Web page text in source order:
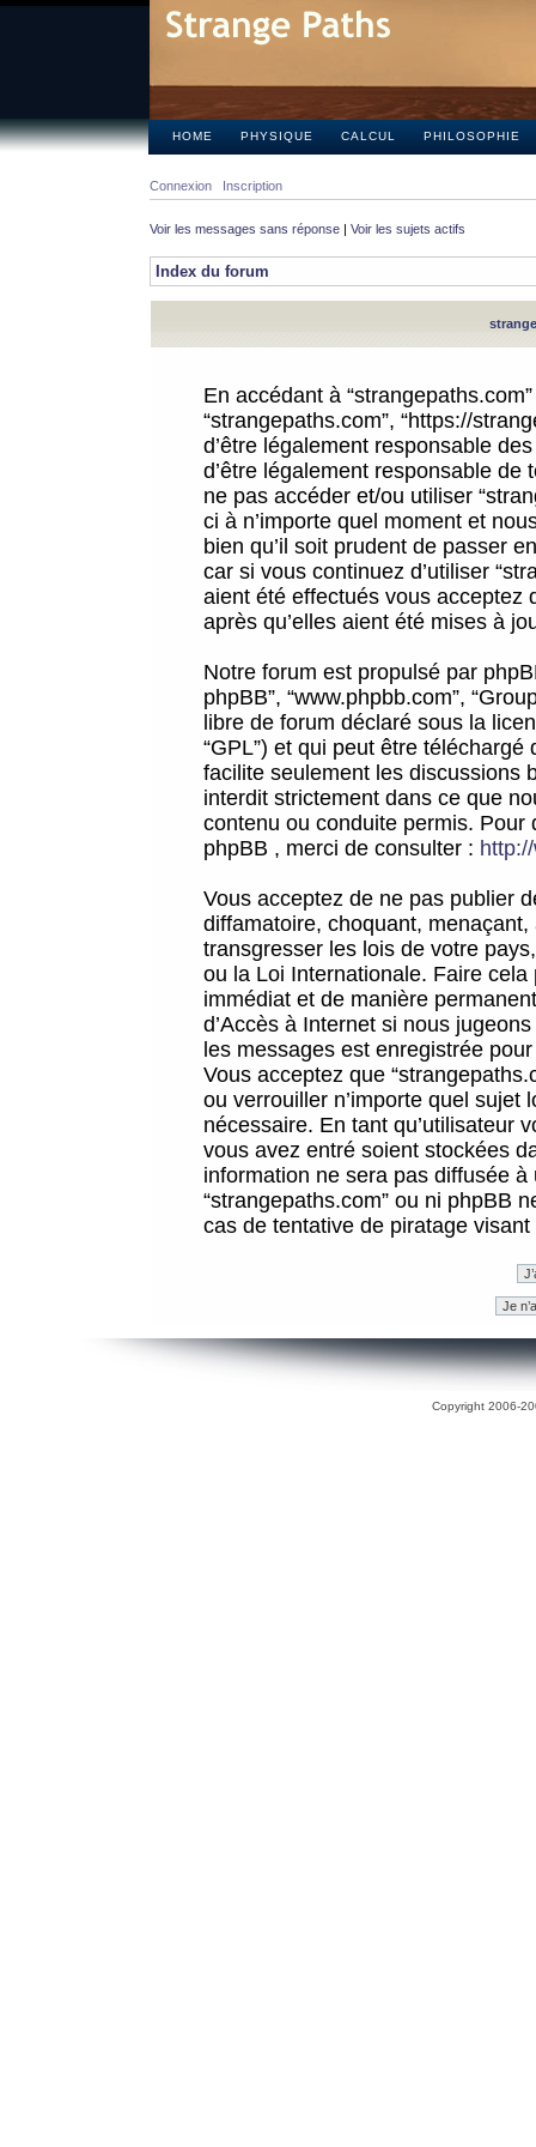
HOME PHYSIQUE CALCUL PHILOSOPHIE
Connexion Inscription
Voir les messages sans réponse | Voir les sujets actifs
Index du forum
En accédant à
“strangepaths.com”, “https://
d’être légalement responsable
d’être légalement responsable
ne pas accéder et/ou utiliser
ci à n’importe quel moment et
bien qu’il soit prudent de passer
car si vous continuez d’utiliser
aient été effectués vous acceptez
après qu’elles aient été mises à
Notre forum est propulsé par
phpBB”, “www.phpbb.com”,
libre de forum déclaré sous la
“GPL”) et qui peut être téléchargé
facilite seulement les discussions
interdit strictement dans ce que
contenu ou conduite permis.
phpBB , merci de consulter :
Vous acceptez de ne pas publier
diffamatoire, choquant,
transgresser les lois de votre
ou la Loi Internationale. Faire
immédiat et de manière
d’Accès à Internet si nous
les messages est enregistrée
Vous acceptez que
ou verrouiller n’importe quel sujet
nécessaire. En tant qu’utilisateur
vous avez entré soient stockées
information ne sera pas diffusée
“strangepaths.com” ou ni phpBB
cas de tentative de piratage
Copyright 2006-